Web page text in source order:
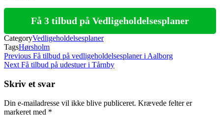
Få 3 tilbud på Vedligeholdelsesplaner
CategoryVedligeholdelsesplaner
TagsHørsholm
Indlægsnavigation
Previous
Post
Previous Få tilbud på vedligeholdelsesplaner i Aalborg
Next
Next Få tilbud på udestuer i Tårnby
Skriv et svar
Din e-mailadresse vil ikke blive publiceret. Krævede felter er
markeret med *